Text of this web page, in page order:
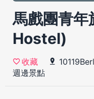
馬戲團青
Hostel)
收藏
週邊景點